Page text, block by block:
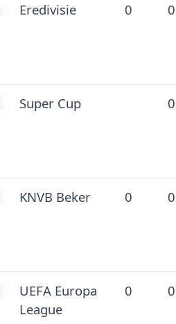
Eredivisie 0 0
Super Cup 0
KNVB Beker 0 0
UEFA Europa
League
0 0